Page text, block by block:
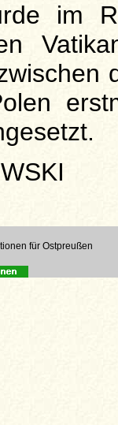
im
für Ostpreußen